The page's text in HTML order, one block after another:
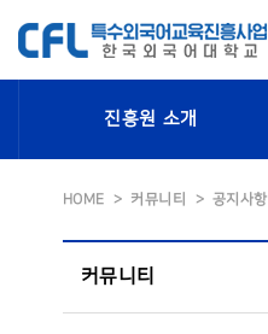
진흥원 소개
HOME 커뮤니티 공지사항
커뮤니티